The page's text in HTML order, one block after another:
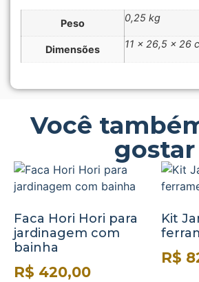
Peso 0,25 kg
Dimensões 11 × 26,5 × 26
Você
gostar
Faca Hori Hori para
jardinagem com
bainha
R$ 420,00
Kit
R$